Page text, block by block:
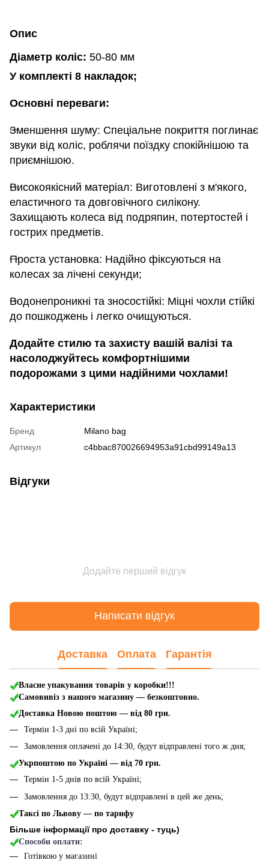
Опис
Діаметр коліс: 50-80 мм
У комплекті 8 накладок;
Основні переваги:
Зменшення шуму: Спеціальне покриття поглинає
звуки від коліс, роблячи поїздку спокійнішою та
приємнішою.
Високоякісний матеріал: Виготовлені з м'якого,
еластичного та довговічного силікону.
Захищають колеса від подряпин, потертостей і
гострих предметів.
Проста установка: Надійно фіксуються на
колесах за лічені секунди;
Водонепроникні та зносостійкі: Міцні чохли стійкі
до пошкоджень і легко очищуються.
Додайте стилю та захисту вашій валізі та
насолоджуйтесь комфортнішими
подорожами з цими надійними чохлами!
Характеристики
Бренд
Milano bag
Артикул
c4bbac870026694953a91cbd99149a13
Відгуки
Додайте перший відгук
Написати відгук
Доставка Оплата Гарантія
Власне упакування товарів у коробки!!!
Самовивіз з нашого магазину — безкоштовно.
Доставка Новою поштою — від 80 грн.
Термін 1-3 дні по всій Україні;
Замовлення оплачені до 14:30, будут відправлені того ж дня;
Укрпоштою по Україні — від 70 грн.
Термін 1-5 днів по всій Україні;
Замовлення до 13:30, будут відправлені в цей же день;
Таксі по Львову — по тарифу
Більше інформації про доставку - туць)
Способи оплати:
Готівкою у магазині